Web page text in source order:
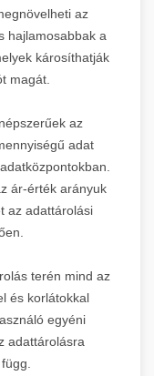
az
hajlamosabbak a
károsíthatják
magát.
az
adat
ár-érték arányuk
az adattárolási
terén mind az
és korlátokkal
egyéni
adattárolásra